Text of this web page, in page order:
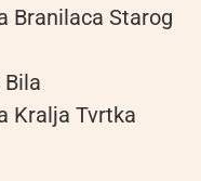
Branilaca Starog
Kralja Tvrtka